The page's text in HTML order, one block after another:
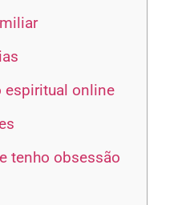
espiritual online
tenho obsessão